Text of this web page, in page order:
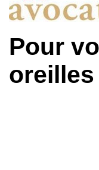
Pour
oreilles